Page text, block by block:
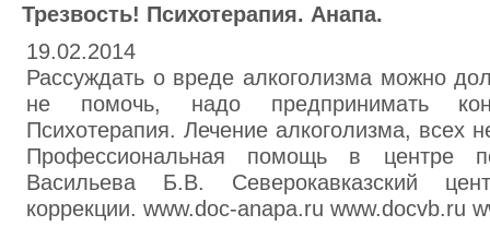
Трезвость! Психотерапия. Анапа.
19.02.2014
Рассуждать о вреде алкоголизма можно
не помочь, надо предпринимать
Психотерапия. Лечение алкоголизма, всех
Профессиональная помощь в центре
Васильева Б.В. Северокавказский
коррекции. www.doc-anapa.ru www.docvb.ru